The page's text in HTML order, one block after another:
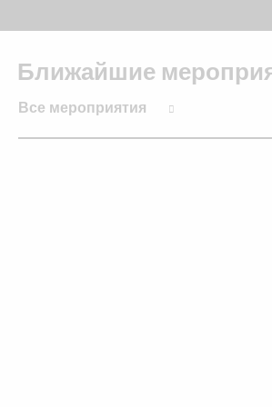
Ближайшие
Все мероприятия